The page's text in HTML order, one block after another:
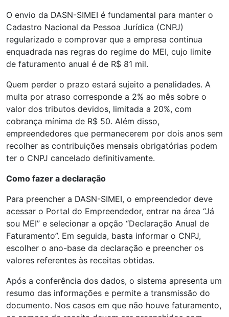
O envio da DASN-SIMEI é fundamental para manter o
Cadastro Nacional da Pessoa Jurídica (CNPJ)
regularizado e comprovar que a empresa continua
enquadrada nas regras do regime do MEI, cujo limite
de faturamento anual é de R$ 81 mil.
Quem perder o prazo estará sujeito a penalidades. A
multa por atraso corresponde a 2% ao mês sobre o
valor dos tributos devidos, limitada a 20%, com
cobrança mínima de R$ 50. Além disso,
empreendedores que permanecerem por dois anos sem
recolher as contribuições mensais obrigatórias podem
ter o CNPJ cancelado definitivamente.
Como fazer a declaração
Para preencher a DASN-SIMEI, o empreendedor deve
acessar o Portal do Empreendedor, entrar na área “Já
sou MEI” e selecionar a opção “Declaração Anual de
Faturamento”. Em seguida, basta informar o CNPJ,
escolher o ano-base da declaração e preencher os
valores referentes às receitas obtidas.
Após a conferência dos dados, o sistema apresenta um
resumo das informações e permite a transmissão do
documento. Nos casos em que não houve faturamento,